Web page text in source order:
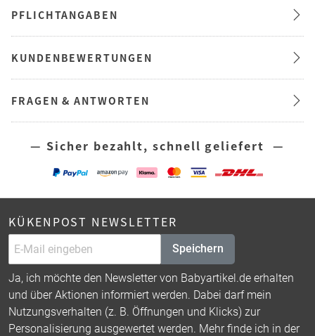
PFLICHTANGABEN
KUNDENBEWERTUNGEN
FRAGEN & ANTWORTEN
— Sicher bezahlt, schnell geliefert —
KÜKENPOST NEWSLETTER
Speichern
Ja, ich möchte den Newsletter von Babyartikel.de erhalten
und über Aktionen informiert werden. Dabei darf mein
Nutzungsverhalten (z. B. Öffnungen und Klicks) zur
Personalisierung ausgewertet werden. Mehr finde ich in der